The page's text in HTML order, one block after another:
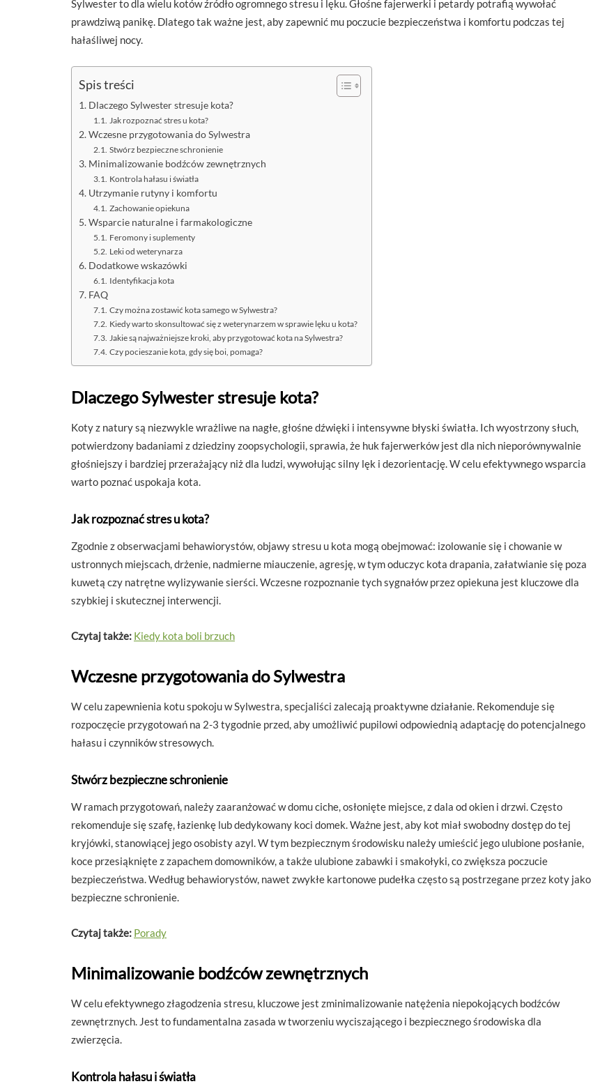
Sylwester to dla wielu kotów źródło ogromnego stresu i lęku. Głośne fajerwerki i petardy potrafią wywołać
prawdziwą panikę. Dlatego tak ważne jest, aby zapewnić mu poczucie bezpieczeństwa i komfortu podczas tej
hałaśliwej nocy.
Spis treści
Dlaczego Sylwester stresuje kota?
Jak rozpoznać stres u kota?
Wczesne przygotowania do Sylwestra
Stwórz bezpieczne schronienie
Minimalizowanie bodźców zewnętrznych
Kontrola hałasu i światła
Utrzymanie rutyny i komfortu
Zachowanie opiekuna
Wsparcie naturalne i farmakologiczne
Feromony i suplementy
Leki od weterynarza
Dodatkowe wskazówki
Identyfikacja kota
FAQ
Czy można zostawić kota samego w Sylwestra?
Kiedy warto skonsultować się z weterynarzem w sprawie lęku u kota?
Jakie są najważniejsze kroki, aby przygotować kota na Sylwestra?
Czy pocieszanie kota, gdy się boi, pomaga?
Dlaczego Sylwester stresuje kota?
Koty z natury są niezwykle wrażliwe na nagłe, głośne dźwięki i intensywne błyski światła. Ich wyostrzony słuch,
potwierdzony badaniami z dziedziny zoopsychologii, sprawia, że huk fajerwerków jest dla nich nieporównywalnie
głośniejszy i bardziej przerażający niż dla ludzi, wywołując silny lęk i dezorientację. W celu efektywnego wsparcia
warto poznać uspokaja kota.
Jak rozpoznać stres u kota?
Zgodnie z obserwacjami behawiorystów, objawy stresu u kota mogą obejmować: izolowanie się i chowanie w
ustronnych miejscach, drżenie, nadmierne miauczenie, agresję, w tym oduczyc kota drapania, załatwianie się poza
kuwetą czy natrętne wylizywanie sierści. Wczesne rozpoznanie tych sygnałów przez opiekuna jest kluczowe dla
szybkiej i skutecznej interwencji.
Czytaj także: Kiedy kota boli brzuch
Wczesne przygotowania do Sylwestra
W celu zapewnienia kotu spokoju w Sylwestra, specjaliści zalecają proaktywne działanie. Rekomenduje się
rozpoczęcie przygotowań na 2-3 tygodnie przed, aby umożliwić pupilowi odpowiednią adaptację do potencjalnego
hałasu i czynników stresowych.
Stwórz bezpieczne schronienie
W ramach przygotowań, należy zaaranżować w domu ciche, osłonięte miejsce, z dala od okien i drzwi. Często
rekomenduje się szafę, łazienkę lub dedykowany koci domek. Ważne jest, aby kot miał swobodny dostęp do tej
kryjówki, stanowiącej jego osobisty azyl. W tym bezpiecznym środowisku należy umieścić jego ulubione posłanie,
koce przesiąknięte z zapachem domowników, a także ulubione zabawki i smakołyki, co zwiększa poczucie
bezpieczeństwa. Według behawiorystów, nawet zwykłe kartonowe pudełka często są postrzegane przez koty jako
bezpieczne schronienie.
Czytaj także: Porady
Minimalizowanie bodźców zewnętrznych
W celu efektywnego złagodzenia stresu, kluczowe jest zminimalizowanie natężenia niepokojących bodźców
zewnętrznych. Jest to fundamentalna zasada w tworzeniu wyciszającego i bezpiecznego środowiska dla
zwierzęcia.
Kontrola hałasu i światła